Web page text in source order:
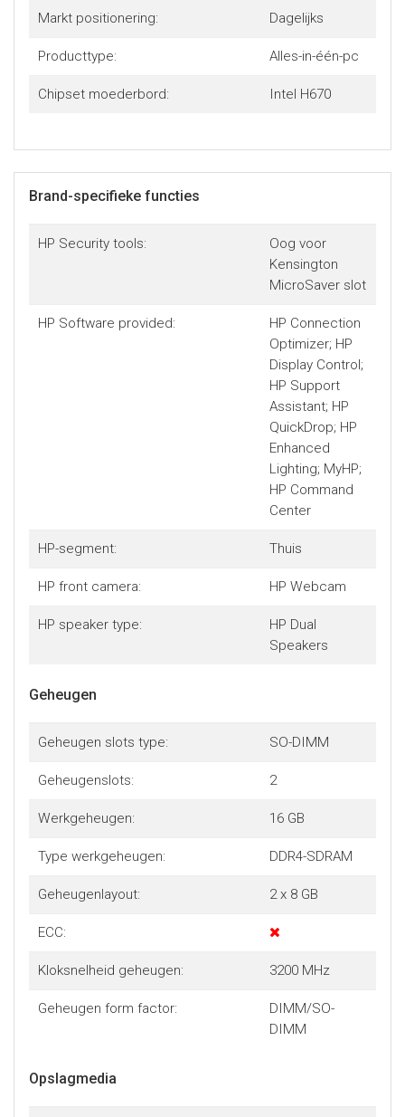
Markt positionering: Dagelijks
Producttype: Alles-in-één-pc
Chipset moederbord: Intel H670
Brand-specifieke functies
HP Security tools:
Oog voor
Kensington
MicroSaver slot
HP Software provided:
HP Connection
Optimizer; HP
Display Control;
HP Support
Assistant; HP
QuickDrop; HP
Enhanced
Lighting; MyHP;
HP Command
Center
HP-segment: Thuis
HP front camera: HP Webcam
HP speaker type:
HP Dual
Speakers
Geheugen
Geheugen slots type: SO-DIMM
Geheugenslots: 2
Werkgeheugen: 16 GB
Type werkgeheugen: DDR4-SDRAM
Geheugenlayout: 2 x 8 GB
ECC:
Kloksnelheid geheugen: 3200 MHz
Geheugen form factor:
DIMM/SO-
DIMM
Opslagmedia